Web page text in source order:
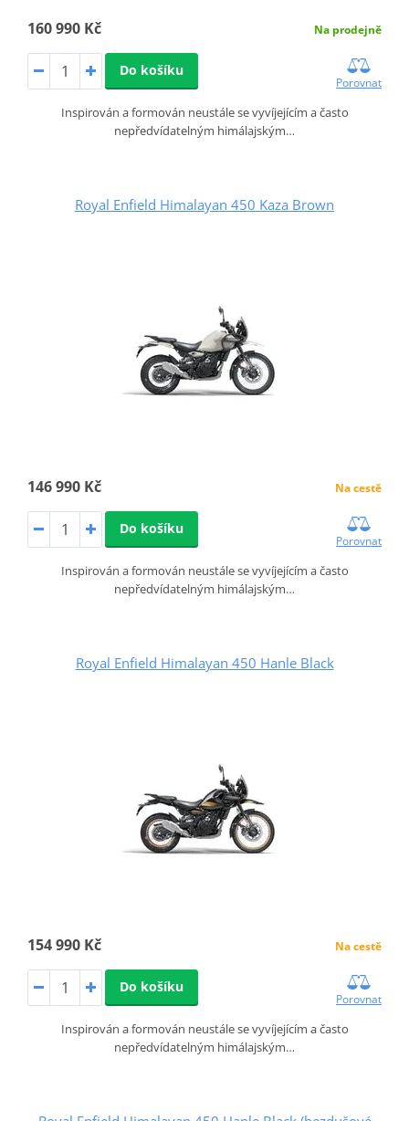
160 990 Kč Na prodejně
Do košíku
Porovnat
Inspirován a formován neustále se vyvíjejícím a často
nepředvídatelným himálajským…
Royal Enfield Himalayan 450 Kaza Brown
146 990 Kč Na cestě
Do košíku
Porovnat
Inspirován a formován neustále se vyvíjejícím a často
nepředvídatelným himálajským…
Royal Enfield Himalayan 450 Hanle Black
154 990 Kč Na cestě
Do košíku
Porovnat
Inspirován a formován neustále se vyvíjejícím a často
nepředvídatelným himálajským…